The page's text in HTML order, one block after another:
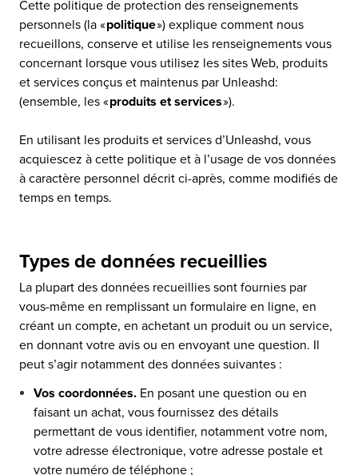
Cette politique de protection des renseignements
personnels (la «politique») explique comment nous
recueillons, conserve et utilise les renseignements vous
concernant lorsque vous utilisez les sites Web, produits
et services conçus et maintenus par Unleashd:
(ensemble, les «produits et services»).
En utilisant les produits et services d’Unleashd, vous
acquiescez à cette politique et à l’usage de vos données
à caractère personnel décrit ci-après, comme modifiés de
temps en temps.
Types de données recueillies
La plupart des données recueillies sont fournies par
vous-même en remplissant un formulaire en ligne, en
créant un compte, en achetant un produit ou un service,
en donnant votre avis ou en envoyant une question. Il
peut s’agir notamment des données suivantes :
Vos coordonnées. En posant une question ou en
faisant un achat, vous fournissez des détails
permettant de vous identifier, notamment votre nom,
votre adresse électronique, votre adresse postale et
votre numéro de téléphone ;